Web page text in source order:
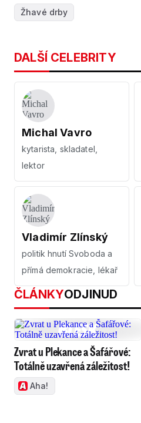
Žhavé drby
DALŠÍ CELEBRITY
Michal Vavro
kytarista, skladatel,
lektor
Vladimír Zlínský
politik hnutí Svoboda a
přímá demokracie, lékař
ČLÁNKYODJINUD
Zvrat u Plekance a Šafářové:
Totálně uzavřená záležitost!
Aha!